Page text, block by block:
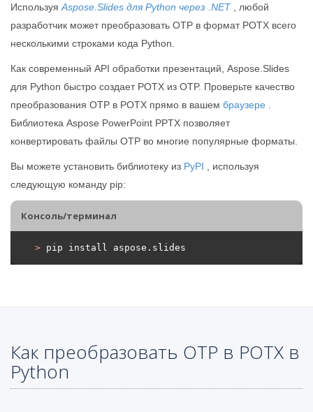
Используя Aspose.Slides для Python через .NET, любой
разработчик может преобразовать OTP в формат POTX всего
несколькими строками кода Python.
Как современный API обработки презентаций, Aspose.Slides
для Python быстро создает POTX из OTP. Проверьте качество
преобразования OTP в POTX прямо в вашем браузере
Библиотека Aspose PowerPoint PPTX позволяет
конвертировать файлы OTP во многие популярные форматы.
Вы можете установить библиотеку из PyPI , используя
следующую команду pip:
Консоль/терминал
> pip install aspose.slides
Как преобразовать OTP в POTX в
Python